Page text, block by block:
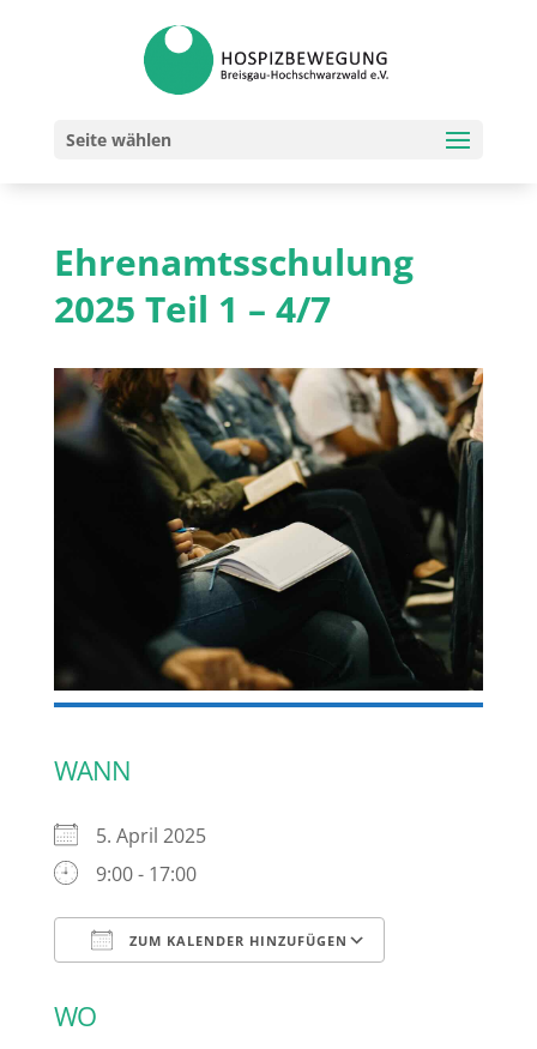
Seite wählen
Ehrenamtsschulung
2025 Teil 1 – 4/7
WANN
5. April 2025
9:00 - 17:00
ZUM KALENDER HINZUFÜGEN
WO